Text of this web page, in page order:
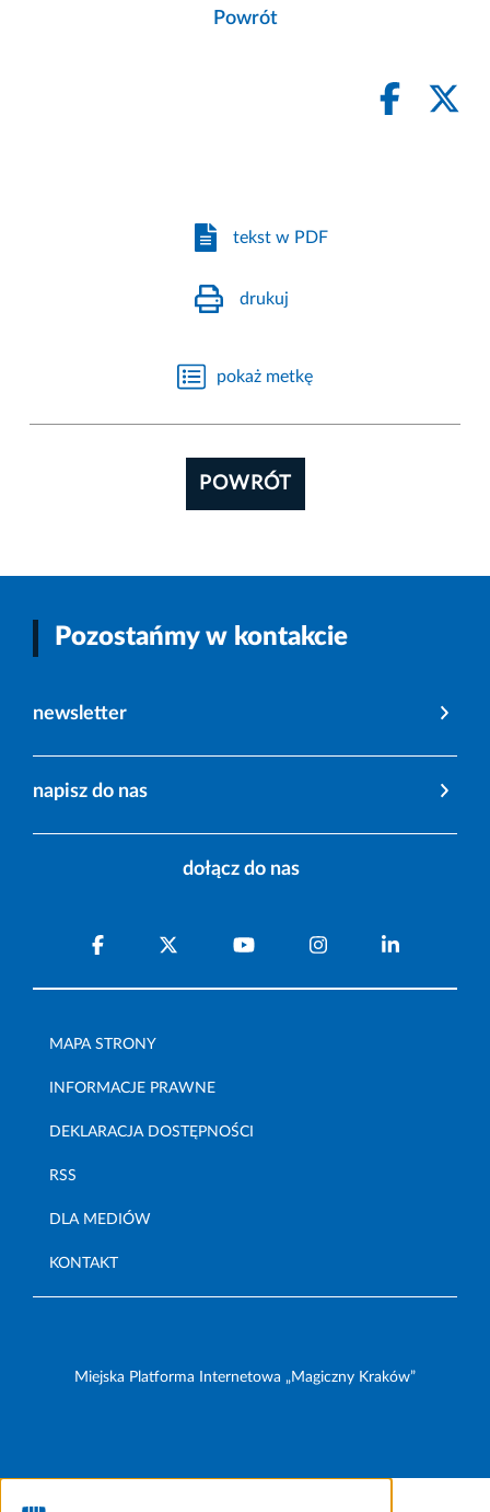
Powrót
tekst w PDF
drukuj
pokaż metkę
POWRÓT
Pozostańmy w kontakcie
newsletter
napisz do nas
dołącz do nas
MAPA STRONY
INFORMACJE PRAWNE
DEKLARACJA DOSTĘPNOŚCI
RSS
DLA MEDIÓW
KONTAKT
Miejska Platforma Internetowa „Magiczny Kraków”